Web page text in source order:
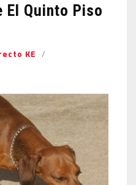
El Quinto Piso
KE